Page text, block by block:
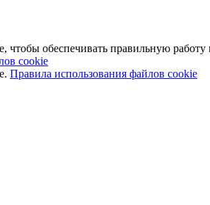
обеспечивать правильную работу
cookie
Правила использования файлов cookie